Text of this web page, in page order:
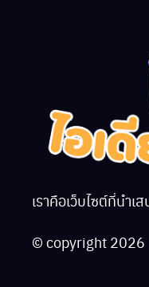
เราคือเว็บไซต์ที่นำ
© copyright 2026